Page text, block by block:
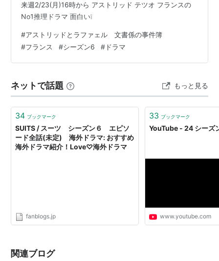
来週2/23(月)16時から アストリッド テツオ フランスの
No1推理ドラマ 面白い❕
#アストリッドとラファェル 文書係の事件簿
#フランス #シーズン6 # ドラマ
ネットで話題 もっと見る
34 ブックマーク
SUITS / スーツ シーズン６ エピソ
ード全話(未定) 海外ドラマ: おすすめ
海外ドラマ紹介！Love♡海外ドラマ
fanblogs.jp
33 ブックマーク
YouTube - 24 シー
www.youtube.com
関連ブログ